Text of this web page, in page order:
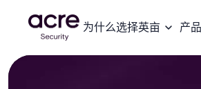
为什么选择英亩 产品